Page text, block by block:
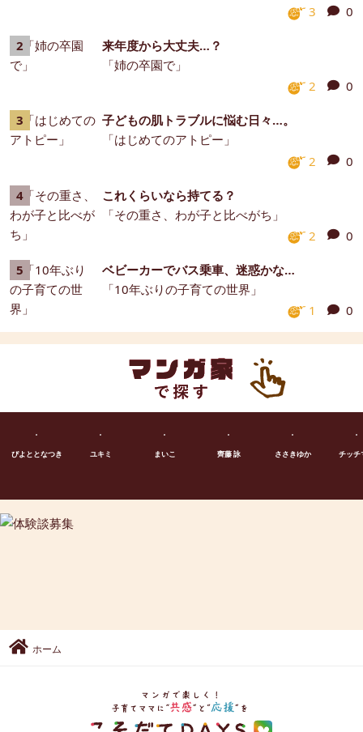
3
0
来年度から大丈夫…？
「姉の卒園で」
2
0
子どもの肌トラブルに悩む日々…。
「はじめてのアトピー」
2
0
これくらいなら持てる？
「その重さ、わが子と比べがち」
2
0
ベビーカーでバス乗車、迷惑かな…
「10年ぶりの子育ての世界」
1
0
ぴよととなつき ユキミ まいこ 齊藤 詠 ささきゆか チッチ
ホーム